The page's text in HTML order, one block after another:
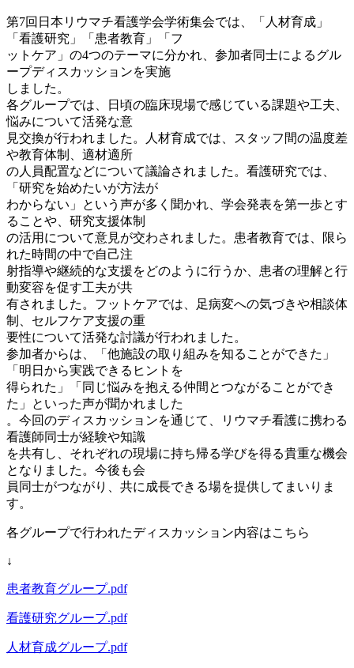
第7回日本リウマチ看護学会学術集会では、「人材育成」
「看護研究」「患者教育」「フ
ットケア」の4つのテーマに分かれ、参加者同士によるグル
ープディスカッションを実施
しました。
各グループでは、日頃の臨床現場で感じている課題や工夫、
悩みについて活発な意
見交換が行われました。人材育成では、スタッフ間の温度差
や教育体制、適材適所
の人員配置などについて議論されました。看護研究では、
「研究を始めたいが方法が
わからない」という声が多く聞かれ、学会発表を第一歩とす
ることや、研究支援体制
の活用について意見が交わされました。患者教育では、限ら
れた時間の中で自己注
射指導や継続的な支援をどのように行うか、患者の理解と行
動変容を促す工夫が共
有されました。フットケアでは、足病変への気づきや相談体
制、セルフケア支援の重
要性について活発な討議が行われました。
参加者からは、「他施設の取り組みを知ることができた」
「明日から実践できるヒントを
得られた」「同じ悩みを抱える仲間とつながることができ
た」といった声が聞かれました
。今回のディスカッションを通じて、リウマチ看護に携わる
看護師同士が経験や知識
を共有し、それぞれの現場に持ち帰る学びを得る貴重な機会
となりました。今後も会
員同士がつながり、共に成長できる場を提供してまいりま
す。
各グループで行われたディスカッション内容はこちら
↓
患者教育グループ.pdf
看護研究グループ.pdf
人材育成グループ.pdf